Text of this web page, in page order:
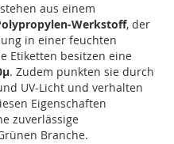
aus einem
Werkstoff, der
in einer feuchten
Etiketten besitzen eine
. Zudem punkten sie durch
UV-Licht und verhalten
Eigenschaften
zuverlässige
Branche.